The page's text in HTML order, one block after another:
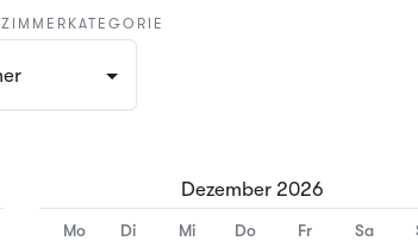
Dezember 2026
Mo Di Mi Do Fr Sa